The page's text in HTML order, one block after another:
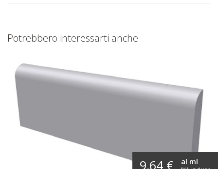
Potrebbero interessarti anche
9,64 € al ml